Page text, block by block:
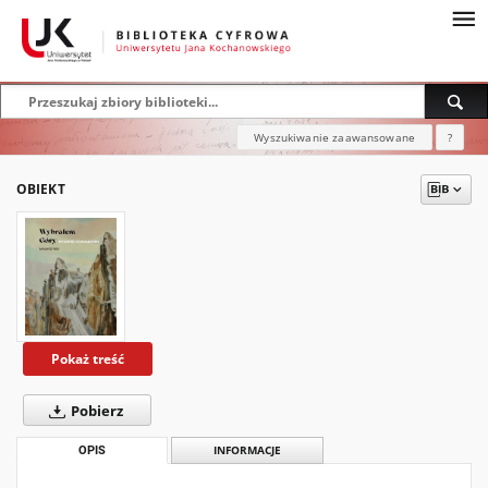
Wyszukiwanie zaawansowane ?
OBIEKT
Pokaż treść
Pobierz
OPIS INFORMACJE